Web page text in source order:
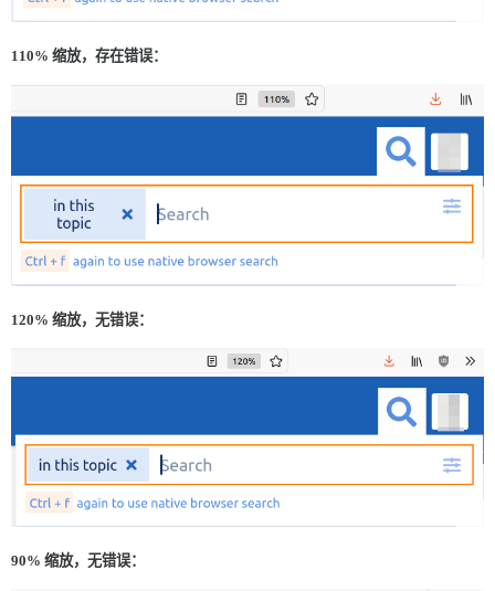
110% 缩放，存在错误：
120% 缩放，无错误：
90% 缩放，无错误：